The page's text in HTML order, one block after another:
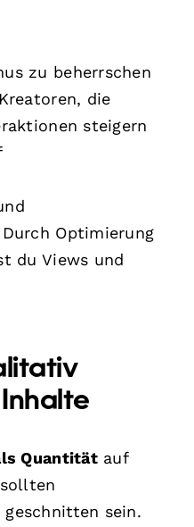
zu beherrschen
die
steigern
Optimierung
du Views und
Quantitätauf
sein.